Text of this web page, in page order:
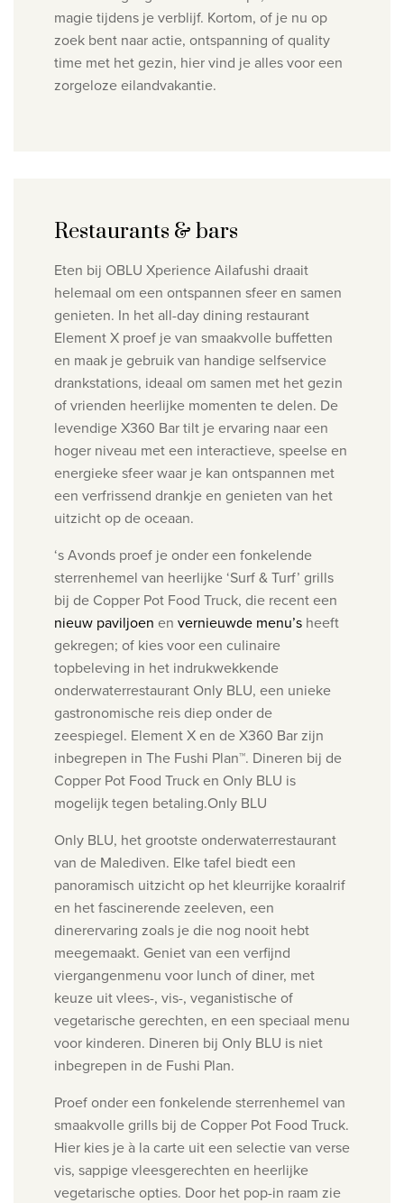
magie tijdens je verblijf. Kortom, of je nu op
zoek bent naar actie, ontspanning of quality
time met het gezin, hier vind je alles voor een
zorgeloze eilandvakantie.
Restaurants & bars
Eten bij OBLU Xperience Ailafushi draait
helemaal om een ontspannen sfeer en samen
genieten. In het all-day dining restaurant
Element X proef je van smaakvolle buffetten
en maak je gebruik van handige selfservice
drankstations, ideaal om samen met het gezin
of vrienden heerlijke momenten te delen. De
levendige X360 Bar tilt je ervaring naar een
hoger niveau met een interactieve, speelse en
energieke sfeer waar je kan ontspannen met
een verfrissend drankje en genieten van het
uitzicht op de oceaan.
‘s Avonds proef je onder een fonkelende
sterrenhemel van heerlijke ‘Surf & Turf’ grills
bij de Copper Pot Food Truck, die recent een
nieuw paviljoen en vernieuwde menu’s heeft
gekregen; of kies voor een culinaire
topbeleving in het indrukwekkende
onderwaterrestaurant Only BLU, een unieke
gastronomische reis diep onder de
zeespiegel. Element X en de X360 Bar zijn
inbegrepen in The Fushi Plan™. Dineren bij de
Copper Pot Food Truck en Only BLU is
mogelijk tegen betaling.Only BLU
Only BLU, het grootste onderwaterrestaurant
van de Malediven. Elke tafel biedt een
panoramisch uitzicht op het kleurrijke koraalrif
en het fascinerende zeeleven, een
dinerervaring zoals je die nog nooit hebt
meegemaakt. Geniet van een verfijnd
viergangenmenu voor lunch of diner, met
keuze uit vlees-, vis-, veganistische of
vegetarische gerechten, en een speciaal menu
voor kinderen. Dineren bij Only BLU is niet
inbegrepen in de Fushi Plan.
Proef onder een fonkelende sterrenhemel van
smaakvolle grills bij de Copper Pot Food Truck.
Hier kies je à la carte uit een selectie van verse
vis, sappige vleesgerechten en heerlijke
vegetarische opties. Door het pop-in raam zie